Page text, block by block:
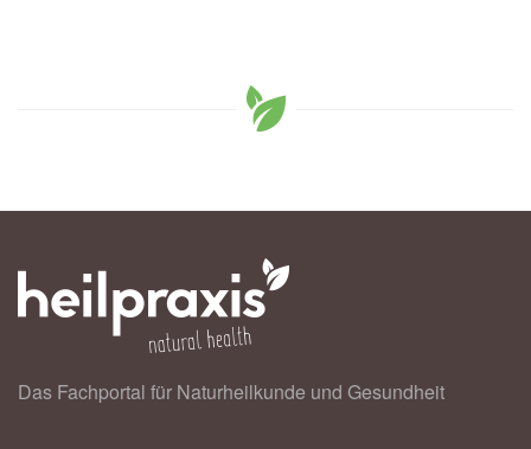
Das Fachportal für Naturheilkunde und Gesundheit